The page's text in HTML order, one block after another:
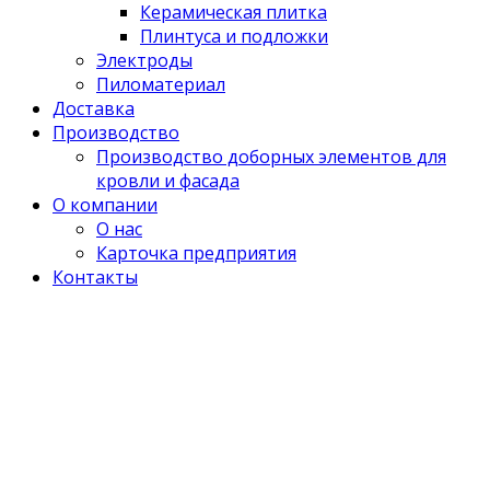
Керамическая плитка
Плинтуса и подложки
Электроды
Пиломатериал
Доставка
Производство
Производство доборных элементов для
кровли и фасада
О компании
О нас
Карточка предприятия
Контакты